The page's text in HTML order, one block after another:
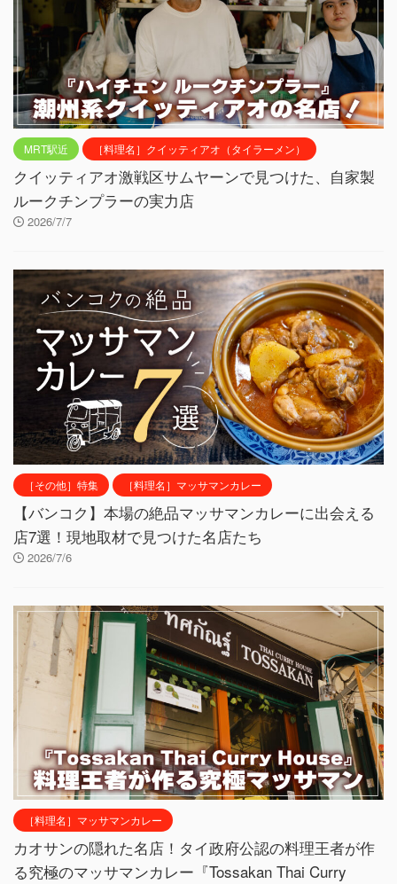
MRT駅近 ［料理名］クイッティアオ（タイラーメン）
クイッティアオ激戦区サムヤーンで見つけた、自家製
ルークチンプラーの実力店
2026/7/7
［その他］特集 ［料理名］マッサマンカレー
【バンコク】本場の絶品マッサマンカレーに出会える
店7選！現地取材で見つけた名店たち
2026/7/6
［料理名］マッサマンカレー
カオサンの隠れた名店！タイ政府公認の料理王者が作
る究極のマッサマンカレー『Tossakan Thai Curry